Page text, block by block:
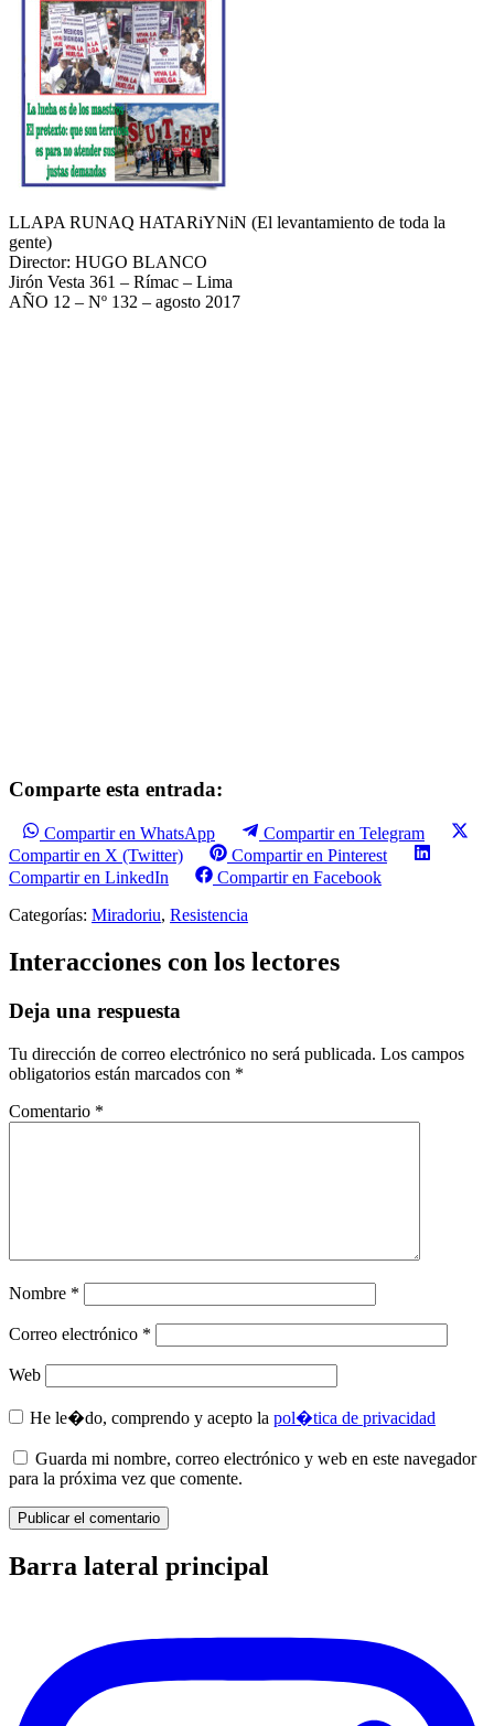
LLAPA RUNAQ HATARiYNiN (El levantamiento de toda la
gente)
Director: HUGO BLANCO
Jirón Vesta 361 – Rímac – Lima
AÑO 12 – Nº 132 – agosto 2017
Comparte esta entrada:
Compartir en WhatsApp
Compartir en Telegram
Compartir en X (Twitter)
Compartir en Pinterest
Compartir en LinkedIn
Compartir en Facebook
Categorías: Miradoriu, Resistencia
Interacciones con los lectores
Deja una respuesta
Tu dirección de correo electrónico no será publicada. Los campos
obligatorios están marcados con *
Comentario *
Nombre *
Correo electrónico *
Web
He le�do, comprendo y acepto la pol�tica de privacidad
Guarda mi nombre, correo electrónico y web en este navegador
para la próxima vez que comente.
Barra lateral principal